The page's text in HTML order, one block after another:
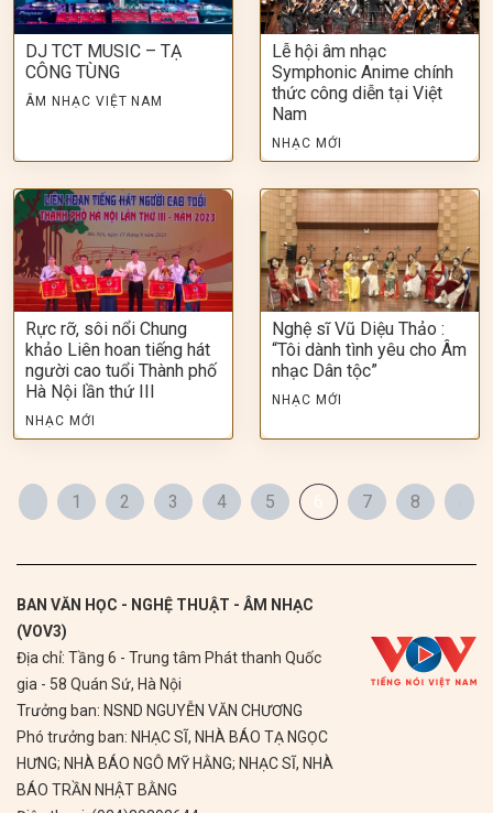
DJ TCT MUSIC – TẠ
CÔNG TÙNG
ÂM NHẠC VIỆT NAM
Lễ hội âm nhạc
Symphonic Anime chính
thức công diễn tại Việt
Nam
NHẠC MỚI
Rực rỡ, sôi nổi Chung
khảo Liên hoan tiếng hát
người cao tuổi Thành phố
Hà Nội lần thứ III
NHẠC MỚI
Nghệ sĩ Vũ Diệu Thảo :
“Tôi dành tình yêu cho Âm
nhạc Dân tộc”
NHẠC MỚI
1 2 3 4 5 6 7 8
BAN VĂN HỌC - NGHỆ THUẬT - ÂM NHẠC
(VOV3)
Địa chỉ: Tầng 6 - Trung tâm Phát thanh Quốc
gia - 58 Quán Sứ, Hà Nội
Trưởng ban: NSND NGUYỄN VĂN CHƯƠNG
Phó trưởng ban: NHẠC SĨ, NHÀ BÁO TẠ NGỌC
HƯNG; NHÀ BÁO NGÔ MỸ HẰNG; NHẠC SĨ, NHÀ
BÁO TRẦN NHẬT BẰNG